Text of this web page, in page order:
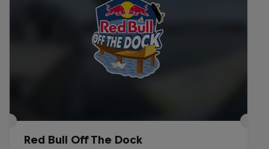
Red Bull Off The Dock